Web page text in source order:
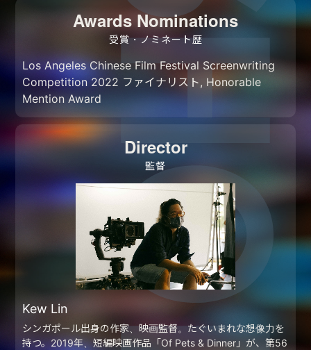
Awards Nominations
受賞・ノミネート歴
Los Angeles Chinese Film Festival Screenwriting
Competition 2022 ファイナリスト, Honorable
Mention Award
Director
監督
Kew Lin
シンガポール出身の作家、映画監督。たぐいまれな想像力を
持つ。2019年、短編映画作品「Of Pets & Dinner」が、第56